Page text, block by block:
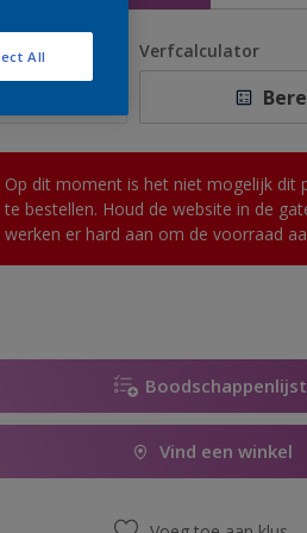
Verfcalculator
Op dit moment is het niet mogelijk dit
te bestellen. Houd de website in de
werken er hard aan om de voorraad
Boodschappenlijst
Vind een winkel
All